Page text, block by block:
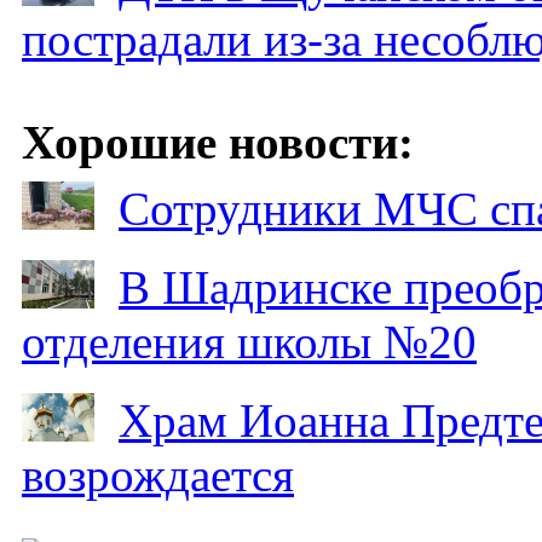
пострадали из-за
Хорошие новости:
Сотрудники МЧС
В Шадринске
отделения школы №20
Храм Иоанна
возрождается